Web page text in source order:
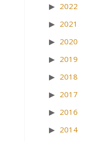
2022
2021
2020
2019
2018
2017
2016
2014